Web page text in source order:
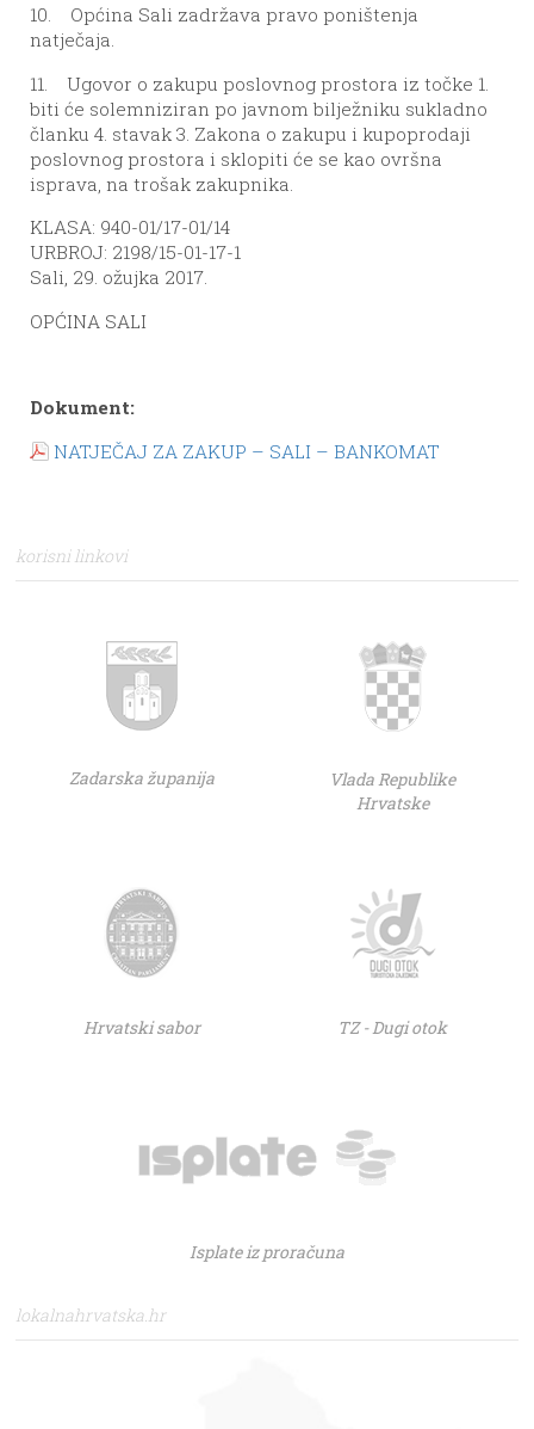
10. Općina Sali zadržava pravo poništenja
natječaja.
11. Ugovor o zakupu poslovnog prostora iz točke 1.
biti će solemniziran po javnom bilježniku sukladno
članku 4. stavak 3. Zakona o zakupu i kupoprodaji
poslovnog prostora i sklopiti će se kao ovršna
isprava, na trošak zakupnika.
KLASA: 940-01/17-01/14
URBROJ: 2198/15-01-17-1
Sali, 29. ožujka 2017.
OPĆINA SALI
Dokument:
NATJEČAJ ZA ZAKUP – SALI – BANKOMAT
korisni linkovi
Zadarska županija
Vlada Republike
Hrvatske
Hrvatski sabor TZ - Dugi otok
Isplate iz proračuna
lokalnahrvatska.hr